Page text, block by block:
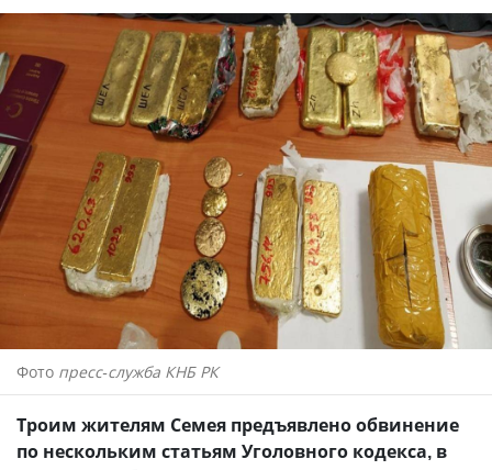
Фото пресс-служба КНБ РК
Троим жителям Семея предъявлено обвинение
по нескольким статьям Уголовного кодекса, в